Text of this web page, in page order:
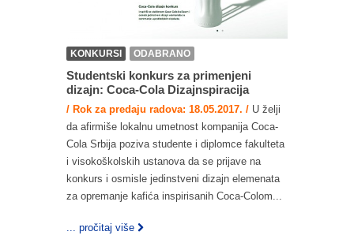
KONKURSI ODABRANO
Studentski konkurs za primenjeni
dizajn: Coca-Cola Dizajnspiracija
/ Rok za predaju radova: 18.05.2017. / U želji
da afirmiše lokalnu umetnost kompanija Coca-
Cola Srbija poziva studente i diplomce fakulteta
i visokoškolskih ustanova da se prijave na
konkurs i osmisle jedinstveni dizajn elemenata
za opremanje kafića inspirisanih Coca-Colom...
... pročitaj više